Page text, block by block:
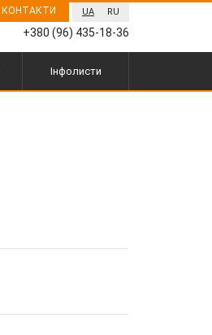
UA RU
КОНТАКТИ
+380 (96) 435-18-36
Інфолисти
28 29 30
4 5 6